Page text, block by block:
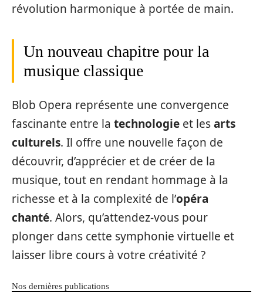
révolution harmonique à portée de main.
Un nouveau chapitre pour la
musique classique
Blob Opera représente une convergence
fascinante entre la technologie et lesarts
culturels. Il offre une nouvelle façon de
découvrir, d’apprécier et de créer de la
musique, tout en rendant hommage à la
richesse et à la complexité de l’opéra
chanté. Alors, qu’attendez-vous pour
plonger dans cette symphonie virtuelle et
laisser libre cours à votre créativité ?
Nos dernières publications